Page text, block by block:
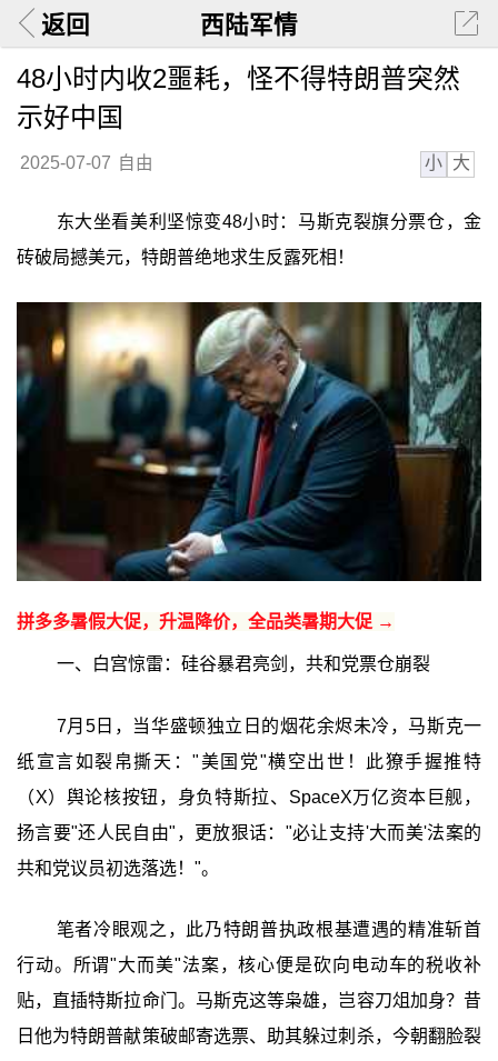
返回 西陆军情
48小时内收2噩耗，怪不得特朗普突然
示好中国
2025-07-07 自由 小 大
东大坐看美利坚惊变48小时：马斯克裂旗分票仓，金
砖破局撼美元，特朗普绝地求生反露死相！
拼多多暑假大促，升温降价，全品类暑期大促 →
一、白宫惊雷：硅谷暴君亮剑，共和党票仓崩裂
7月5日，当华盛顿独立日的烟花余烬未冷，马斯克一
纸宣言如裂帛撕天："美国党"横空出世！此獠手握推特
（X）舆论核按钮，身负特斯拉、SpaceX万亿资本巨舰，
扬言要"还人民自由"，更放狠话："必让支持'大而美'法案的
共和党议员初选落选！"。
笔者冷眼观之，此乃特朗普执政根基遭遇的精准斩首
行动。所谓"大而美"法案，核心便是砍向电动车的税收补
贴，直插特斯拉命门。马斯克这等枭雄，岂容刀俎加身？昔
日他为特朗普献策破邮寄选票、助其躲过刺杀，今朝翻脸裂